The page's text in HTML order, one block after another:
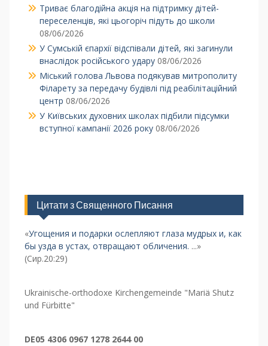
Триває благодійна акція на підтримку дітей-
переселенців, які цьогоріч підуть до школи
08/06/2026
У Сумській єпархії відспівали дітей, які загинули
внаслідок російського удару 08/06/2026
Міський голова Львова подякував митрополиту
Філарету за передачу будівлі під реабілітаційний
центр 08/06/2026
У Київських духовних школах підбили підсумки
вступної кампанії 2026 року 08/06/2026
Цитати з Священного Писання
«Угощения и подарки ослепляют глаза мудрых и, как
бы узда в устах, отвращают обличения. ...»
(Сир.20:29)
Ukrainische-orthodoxe Kirchengemeinde "Mariä Shutz
und Fürbitte"
DE05 4306 0967 1278 2644 00